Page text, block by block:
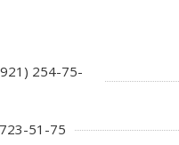
254-75-
51-75